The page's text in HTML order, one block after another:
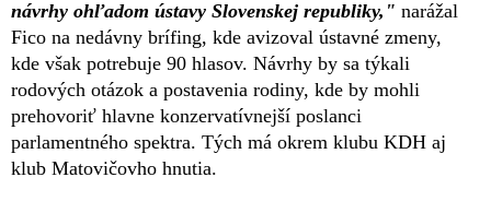
návrhy ohľadom ústavy Slovenskej republiky," narážal
Fico na nedávny brífing, kde avizoval ústavné zmeny,
kde však potrebuje 90 hlasov. Návrhy by sa týkali
rodových otázok a postavenia rodiny, kde by mohli
prehovoriť hlavne konzervatívnejší poslanci
parlamentného spektra. Tých má okrem klubu KDH aj
klub Matovičovho hnutia.